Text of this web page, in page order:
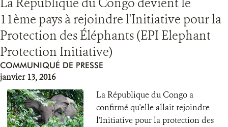
11ème pays à rejoindre l'Initiative pour la
Protection des Éléphants (EPI Elephant
Protection Initiative)
COMMUNIQUÉ DE PRESSE
janvier 13, 2016
La République du Congo a
confirmé qu'elle allait rejoindre
l'Initiative pour la protection des